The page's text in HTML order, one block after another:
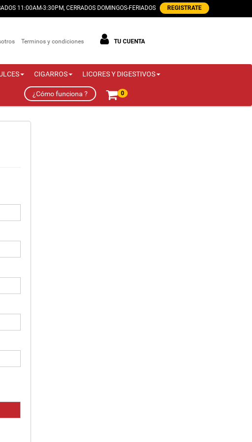
11:00AM-3:30PM, CERRADOS DOMINGOS-FERIADOS REGISTRATE
Terminos y condiciones TU CUENTA
CIGARROS LICORES Y DIGESTIVOS
¿Cómo funciona ? 0